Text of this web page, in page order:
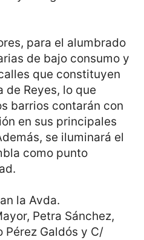
para el alumbrado
de bajo consumo y
que constituyen
de Reyes, lo que
barrios contarán con
en sus principales
se iluminará el
como punto
la Avda.
Petra Sánchez,
Pérez Galdós y C/